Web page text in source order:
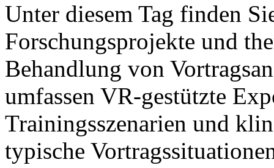
Unter diesem Tag finden
Forschungsprojekte und
Behandlung von
umfassen VR-gestützte
Trainingsszenarien und
typische